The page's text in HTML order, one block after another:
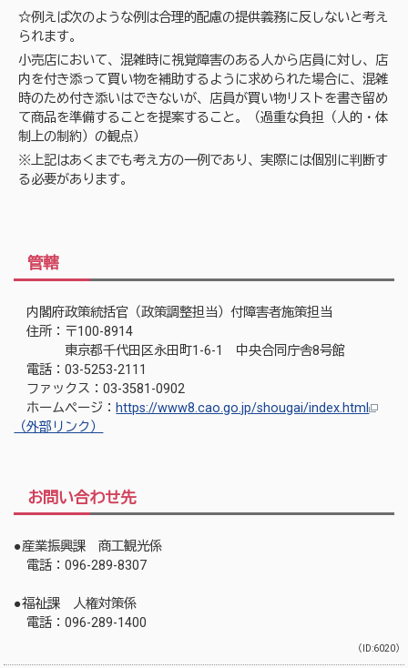
☆例えば次のような例は合理的配慮の提供義務に反しないと考え
られます。
小売店において、混雑時に視覚障害のある人から店員に対し、店
内を付き添って買い物を補助するように求められた場合に、混雑
時のため付き添いはできないが、店員が買い物リストを書き留め
て商品を準備することを提案すること。（過重な負担（人的・体
制上の制約）の観点）
※上記はあくまでも考え方の一例であり、実際には個別に判断す
る必要があります。
管轄
内閣府政策統括官（政策調整担当）付障害者施策担当
住所：〒100-8914
東京都千代田区永田町1-6-1 中央合同庁舎8号館
電話：03-5253-2111
ファックス：03-3581-0902
ホームページ： https://www8.cao.go.jp/shougai/index.html
（外部リンク）
お問い合わせ先
●産業振興課 商工観光係
電話：096-289-8307
●福祉課 人権対策係
電話：096-289-1400
（ID:6020）